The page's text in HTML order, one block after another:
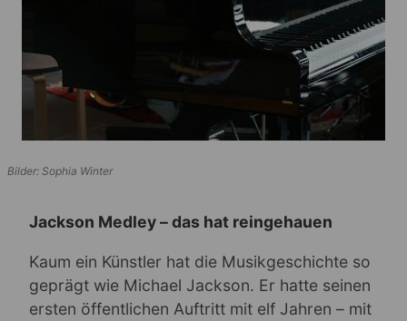
Bilder: Sophia Winter
Jackson Medley – das hat reingehauen
Kaum ein Künstler hat die Musikgeschichte so
geprägt wie Michael Jackson. Er hatte seinen
ersten öffentlichen Auftritt mit elf Jahren – mit